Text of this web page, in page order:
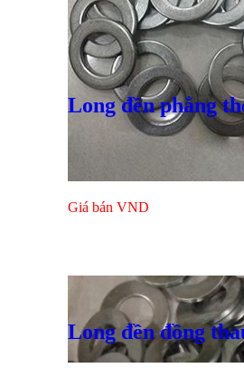
Giá bánVND
Giá bánVND
Giá bán VND
Long đền phẳng
Long đền đồng